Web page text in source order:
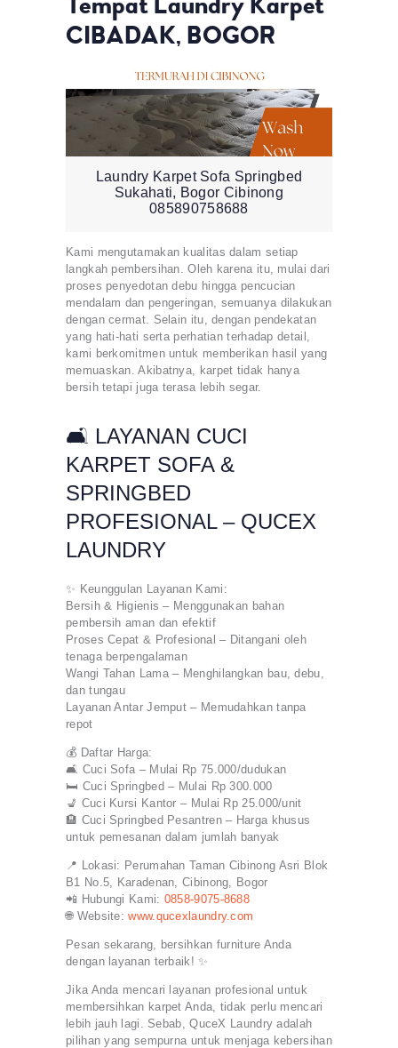
CIBADAK, BOGOR
Laundry Karpet Sofa Springbed
Sukahati, Bogor Cibinong
085890758688
Kami mengutamakan kualitas dalam setiap
langkah pembersihan. Oleh karena itu, mulai dari
proses penyedotan debu hingga pencucian
mendalam dan pengeringan, semuanya dilakukan
dengan cermat. Selain itu, dengan pendekatan
yang hati-hati serta perhatian terhadap detail,
kami berkomitmen untuk memberikan hasil yang
memuaskan. Akibatnya, karpet tidak hanya
bersih tetapi juga terasa lebih segar.
🛋️ LAYANAN CUCI
KARPET SOFA &
SPRINGBED
PROFESIONAL – QUCEX
LAUNDRY
✨ Keunggulan Layanan Kami:
Bersih & Higienis – Menggunakan bahan
pembersih aman dan efektif
Proses Cepat & Profesional – Ditangani oleh
tenaga berpengalaman
Wangi Tahan Lama – Menghilangkan bau, debu,
dan tungau
Layanan Antar Jemput – Memudahkan tanpa
repot
💰 Daftar Harga:
🛋️ Cuci Sofa – Mulai Rp 75.000/dudukan
🛏️ Cuci Springbed – Mulai Rp 300.000
💺 Cuci Kursi Kantor – Mulai Rp 25.000/unit
🏨 Cuci Springbed Pesantren – Harga khusus
untuk pemesanan dalam jumlah banyak
📍 Lokasi: Perumahan Taman Cibinong Asri Blok
B1 No.5, Karadenan, Cibinong, Bogor
📲 Hubungi Kami: 0858-9075-8688
🌐 Website:www.qucexlaundry.com
Pesan sekarang, bersihkan furniture Anda
dengan layanan terbaik! ✨
Jika Anda mencari layanan profesional untuk
membersihkan karpet Anda, tidak perlu mencari
lebih jauh lagi. Sebab, QuceX Laundry adalah
pilihan yang sempurna untuk menjaga kebersihan